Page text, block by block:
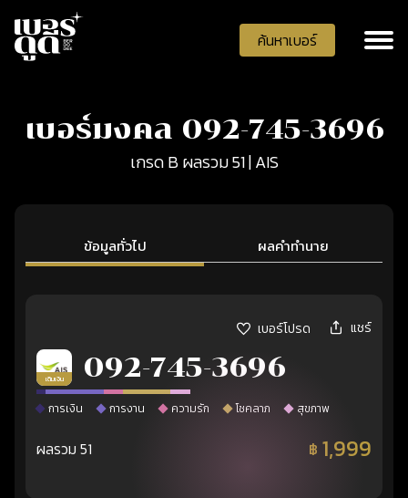
ค้นหาเบอร์
เบอร์มงคล 092-745-3696
เกรด B ผลรวม 51 | AIS
ข้อมูลทั่วไป ผลคำทำนาย
เบอร์โปรด แชร์
เติมเงิน 092-745-3696
การเงิน การงาน ความรัก โชคลาภ สุขภาพ
ผลรวม 51 ฿ 1,999